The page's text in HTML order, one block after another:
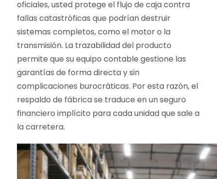
oficiales, usted protege el flujo de caja contra
fallas catastróficas que podrían destruir
sistemas completos, como el motor o la
transmisión. La trazabilidad del producto
permite que su equipo contable gestione las
garantías de forma directa y sin
complicaciones burocráticas. Por esta razón, el
respaldo de fábrica se traduce en un seguro
financiero implícito para cada unidad que sale a
la carretera.